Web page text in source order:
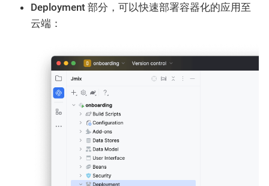
Deployment 部分，可以快速部署容器化的应用至
云端：